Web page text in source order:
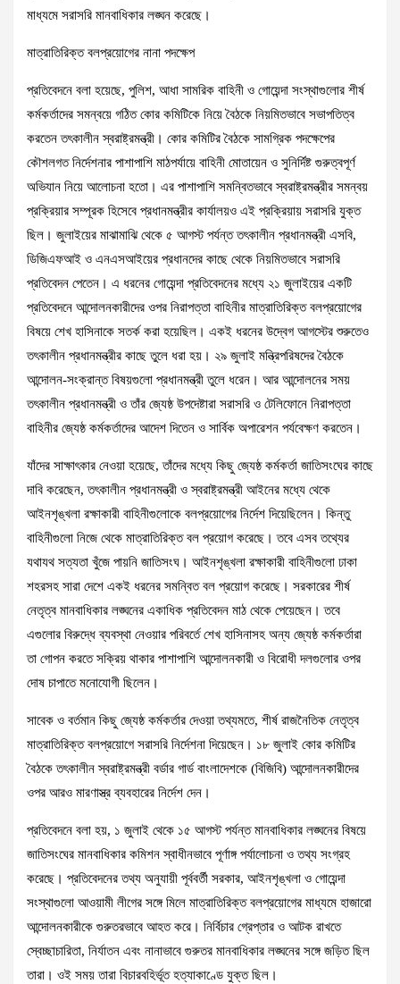
মাধ্যমে সরাসরি মানবাধিকার লঙ্ঘন করেছে।
মাত্রাতিরিক্ত বলপ্রয়োগের নানা পদক্ষেপ
প্রতিবেদনে বলা হয়েছে, পুলিশ, আধা সামরিক বাহিনী ও গোয়েন্দা সংস্থাগুলোর শীর্ষ
কর্মকর্তাদের সমন্বয়ে গঠিত কোর কমিটিকে নিয়ে বৈঠকে নিয়মিতভাবে সভাপতিত্ব
করতেন তৎকালীন স্বরাষ্ট্রমন্ত্রী। কোর কমিটির বৈঠকে সামগ্রিক পদক্ষেপের
কৌশলগত নির্দেশনার পাশাপাশি মাঠপর্যায়ে বাহিনী মোতায়েন ও সুনির্দিষ্ট গুরুত্বপূর্ণ
অভিযান নিয়ে আলোচনা হতো। এর পাশাপাশি সমন্বিতভাবে স্বরাষ্ট্রমন্ত্রীর সমন্বয়
প্রক্রিয়ার সম্পূরক হিসেবে প্রধানমন্ত্রীর কার্যালয়ও এই প্রক্রিয়ায় সরাসরি যুক্ত
ছিল। জুলাইয়ের মাঝামাঝি থেকে ৫ আগস্ট পর্যন্ত তৎকালীন প্রধানমন্ত্রী এসবি,
ডিজিএফআই ও এনএসআইয়ের প্রধানদের কাছে থেকে নিয়মিতভাবে সরাসরি
প্রতিবেদন পেতেন। এ ধরনের গোয়েন্দা প্রতিবেদনের মধ্যে ২১ জুলাইয়ের একটি
প্রতিবেদনে আন্দোলনকারীদের ওপর নিরাপত্তা বাহিনীর মাত্রাতিরিক্ত বলপ্রয়োগের
বিষয়ে শেখ হাসিনাকে সতর্ক করা হয়েছিল। একই ধরনের উদ্বেগ আগস্টের শুরুতেও
তৎকালীন প্রধানমন্ত্রীর কাছে তুলে ধরা হয়। ২৯ জুলাই মন্ত্রিপরিষদের বৈঠকে
আন্দোলন-সংক্রান্ত বিষয়গুলো প্রধানমন্ত্রী তুলে ধরেন। আর আন্দোলনের সময়
তৎকালীন প্রধানমন্ত্রী ও তাঁর জ্যেষ্ঠ উপদেষ্টারা সরাসরি ও টেলিফোনে নিরাপত্তা
বাহিনীর জ্যেষ্ঠ কর্মকর্তাদের আদেশ দিতেন ও সার্বিক অপারেশন পর্যবেক্ষণ করতেন।
যাঁদের সাক্ষাৎকার নেওয়া হয়েছে, তাঁদের মধ্যে কিছু জ্যেষ্ঠ কর্মকর্তা জাতিসংঘের কাছে
দাবি করেছেন, তৎকালীন প্রধানমন্ত্রী ও স্বরাষ্ট্রমন্ত্রী আইনের মধ্যে থেকে
আইনশৃঙ্খলা রক্ষাকারী বাহিনীগুলোকে বলপ্রয়োগের নির্দেশ দিয়েছিলেন। কিন্তু
বাহিনীগুলো নিজে থেকে মাত্রাতিরিক্ত বল প্রয়োগ করেছে। তবে এসব তথ্যের
যথাযথ সত্যতা খুঁজে পায়নি জাতিসংঘ। আইনশৃঙ্খলা রক্ষাকারী বাহিনীগুলো ঢাকা
শহরসহ সারা দেশে একই ধরনের সমন্বিত বল প্রয়োগ করেছে। সরকারের শীর্ষ
নেতৃত্ব মানবাধিকার লঙ্ঘনের একাধিক প্রতিবেদন মাঠ থেকে পেয়েছেন। তবে
এগুলোর বিরুদ্ধে ব্যবস্থা নেওয়ার পরিবর্তে শেখ হাসিনাসহ অন্য জ্যেষ্ঠ কর্মকর্তারা
তা গোপন করতে সক্রিয় থাকার পাশাপাশি আন্দোলনকারী ও বিরোধী দলগুলোর ওপর
দোষ চাপাতে মনোযোগী ছিলেন।
সাবেক ও বর্তমান কিছু জ্যেষ্ঠ কর্মকর্তার দেওয়া তথ্যমতে, শীর্ষ রাজনৈতিক নেতৃত্ব
মাত্রাতিরিক্ত বলপ্রয়োগে সরাসরি নির্দেশনা দিয়েছেন। ১৮ জুলাই কোর কমিটির
বৈঠকে তৎকালীন স্বরাষ্ট্রমন্ত্রী বর্ডার গার্ড বাংলাদেশকে (বিজিবি) আন্দোলনকারীদের
ওপর আরও মারণাস্ত্র ব্যবহারের নির্দেশ দেন।
প্রতিবেদনে বলা হয়, ১ জুলাই থেকে ১৫ আগস্ট পর্যন্ত মানবাধিকার লঙ্ঘনের বিষয়ে
জাতিসংঘের মানবাধিকার কমিশন স্বাধীনভাবে পূর্ণাঙ্গ পর্যালোচনা ও তথ্য সংগ্রহ
করেছে। প্রতিবেদনের তথ্য অনুযায়ী পূর্ববর্তী সরকার, আইনশৃঙ্খলা ও গোয়েন্দা
সংস্থাগুলো আওয়ামী লীগের সঙ্গে মিলে মাত্রাতিরিক্ত বলপ্রয়োগের মাধ্যমে হাজারো
আন্দোলনকারীকে গুরুতরভাবে আহত করে। নির্বিচার গ্রেপ্তার ও আটক রাখতে
স্বেচ্ছাচারিতা, নির্যাতন এবং নানাভাবে গুরুতর মানবাধিকার লঙ্ঘনের সঙ্গে জড়িত ছিল
তারা। ওই সময় তারা বিচারবহির্ভূত হত্যাকাণ্ডে যুক্ত ছিল।